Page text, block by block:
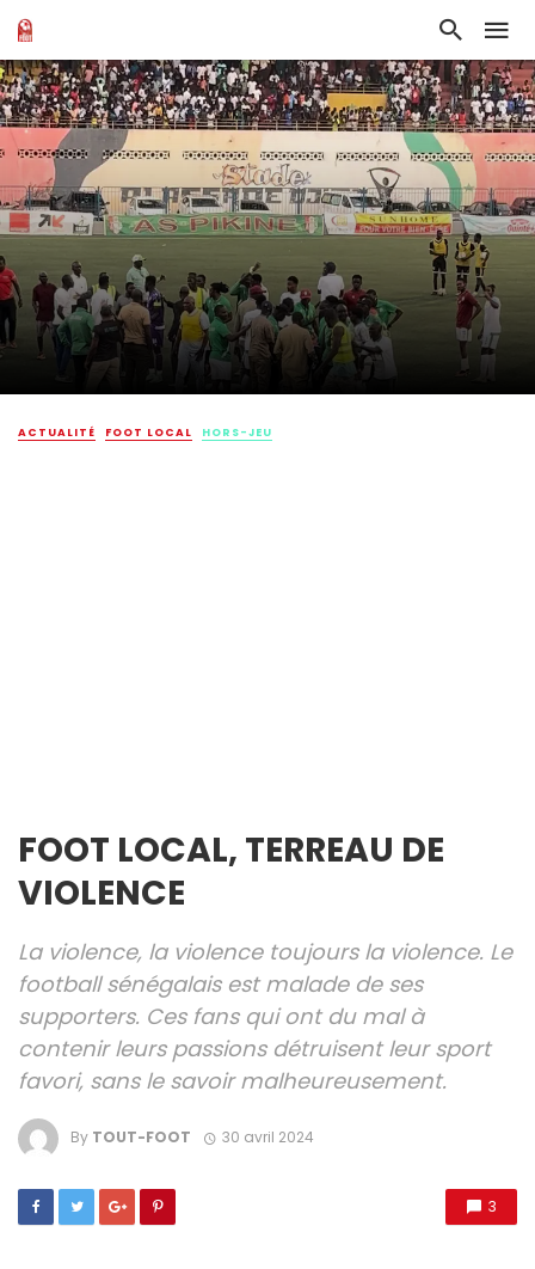
ACTUALITÉ FOOT LOCAL HORS-JEU
FOOT LOCAL, TERREAU DE
VIOLENCE
La violence, la violence toujours la violence. Le
football sénégalais est malade de ses
supporters. Ces fans qui ont du mal à
contenir leurs passions détruisent leur sport
favori, sans le savoir malheureusement.
By TOUT-FOOT 30 avril 2024
3